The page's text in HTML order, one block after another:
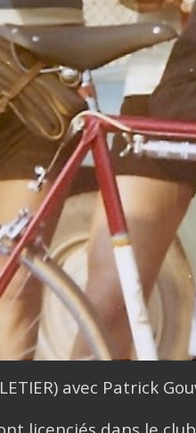
avec Patrick